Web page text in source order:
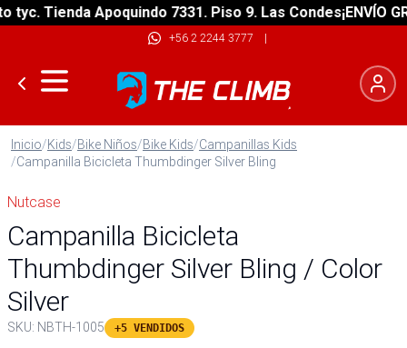
Tienda Apoquindo 7331. Piso 9. Las Condes¡ENVÍO
+56 2 2244 3777 |
Inicio/Kids/Bike Niños/Bike Kids/Campanillas Kids
/Campanilla Bicicleta Thumbdinger Silver Bling
Nutcase
Campanilla Bicicleta
Thumbdinger Silver Bling / Color
Silver
SKU: NBTH-1005 +5 VENDIDOS